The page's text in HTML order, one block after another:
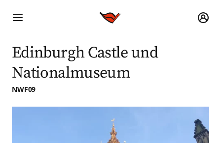
Edinburgh Castle und
Nationalmuseum
NWF09